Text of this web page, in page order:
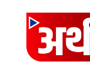
Skip to content